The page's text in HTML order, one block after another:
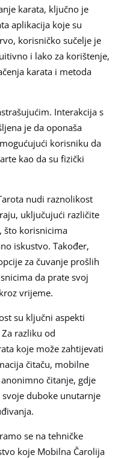
karata, ključno je
aplikacija koje su
korisničko sučelje je
i lako za korištenje,
karata i metoda
Interakcija s
je da oponaša
korisniku da
kao da su fizički
nudi raznolikost
uključujući različite
što korisnicima
iskustvo. Također,
za čuvanje prošlih
da prate svoj
vrijeme.
su ključni aspekti
razliku od
koje može zahtijevati
čitaču, mobilne
čitanje, gdje
duboke unutarnje
se na tehničke
koje Mobilna Čarolija